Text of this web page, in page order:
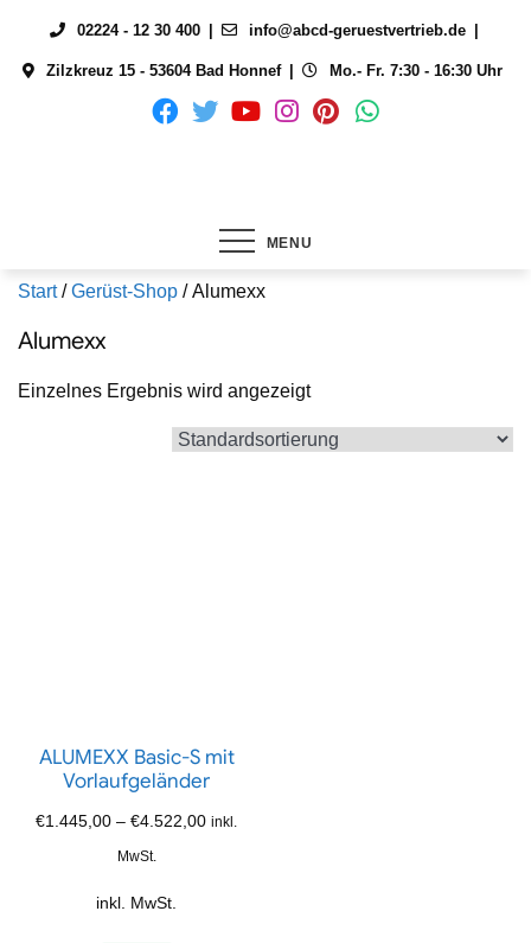
content
02224 - 12 30 400 info@abcd-geruestvertrieb.de
Zilzkreuz 15 - 53604 Bad Honnef Mo.- Fr. 7:30 - 16:30 Uhr
MENU
Start/Gerüst-Shop / Alumexx
Alumexx
Einzelnes Ergebnis wird angezeigt
ALUMEXX Basic-S mit
Vorlaufgeländer
€1.445,00 –€4.522,00 inkl.
MwSt.
inkl. MwSt.